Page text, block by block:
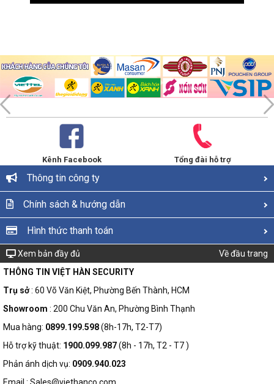
Kênh Facebook Tổng đài hỗ trợ
Thông tin công ty
Chính sách & hướng dẫn
Hình thức thanh toán
Xem bản đầy đủ
Về đầu trang
THÔNG TIN VIỆT HÀN SECURITY
Trụ sở: 60 Võ Văn Kiệt, Phường Bến Thành, HCM
Showroom : 200 Chu Văn An, Phường Bình Thạnh
Mua hàng: 0899.199.598(8h-17h, T2-T7)
Hỗ trợ kỹ thuật: 1900.099.987(8h - 17h, T2 - T7 )
Phản ánh dịch vụ: 0909.940.023